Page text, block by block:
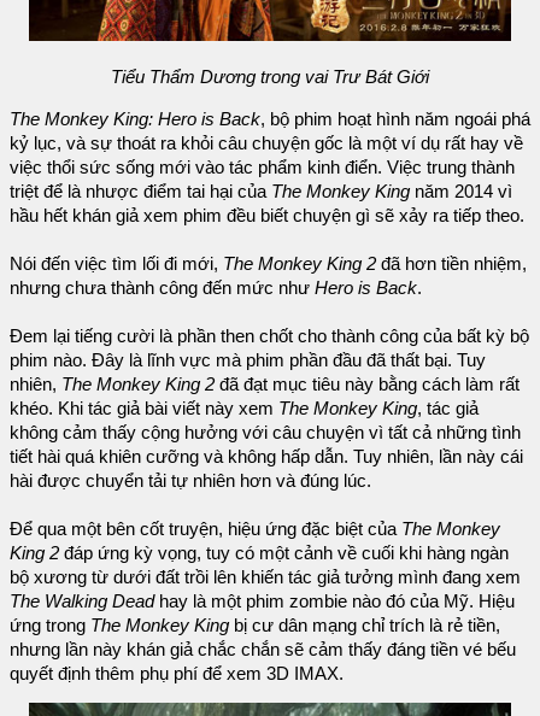
Tiểu Thẩm Dương trong vai Trư Bát Giới
The Monkey King: Hero is Back, bộ phim hoạt hình năm ngoái phá
kỷ lục, và sự thoát ra khỏi câu chuyện gốc là một ví dụ rất hay về
việc thổi sức sống mới vào tác phẩm kinh điển. Việc trung thành
triệt để là nhược điểm tai hại của The Monkey King năm 2014 vì
hầu hết khán giả xem phim đều biết chuyện gì sẽ xảy ra tiếp theo.
Nói đến việc tìm lối đi mới, The Monkey King 2 đã hơn tiền nhiệm,
nhưng chưa thành công đến mức như Hero is Back.
Đem lại tiếng cười là phần then chốt cho thành công của bất kỳ bộ
phim nào. Đây là lĩnh vực mà phim phần đầu đã thất bại. Tuy
nhiên, The Monkey King 2 đã đạt mục tiêu này bằng cách làm rất
khéo. Khi tác giả bài viết này xem The Monkey King, tác giả
không cảm thấy cộng hưởng với câu chuyện vì tất cả những tình
tiết hài quá khiên cưỡng và không hấp dẫn. Tuy nhiên, lần này cái
hài được chuyển tải tự nhiên hơn và đúng lúc.
Để qua một bên cốt truyện, hiệu ứng đặc biệt của The Monkey
King 2 đáp ứng kỳ vọng, tuy có một cảnh về cuối khi hàng ngàn
bộ xương từ dưới đất trồi lên khiến tác giả tưởng mình đang xem
The Walking Deadhay là một phim zombie nào đó của Mỹ. Hiệu
ứng trong The Monkey King bị cư dân mạng chỉ trích là rẻ tiền,
nhưng lần này khán giả chắc chắn sẽ cảm thấy đáng tiền vé bếu
quyết định thêm phụ phí để xem 3D IMAX.